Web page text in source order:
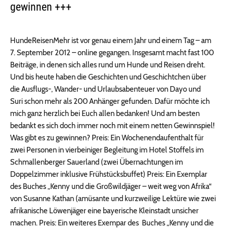
gewinnen +++
HundeReisenMehr ist vor genau einem Jahr und einem Tag – am
7. September 2012 – online gegangen. Insgesamt macht fast 100
Beiträge, in denen sich alles rund um Hunde und Reisen dreht.
Und bis heute haben die Geschichten und Geschichtchen über
die Ausflugs-, Wander- und Urlaubsabenteuer von Dayo und
Suri schon mehr als 200 Anhänger gefunden. Dafür möchte ich
mich ganz herzlich bei Euch allen bedanken! Und am besten
bedankt es sich doch immer noch mit einem netten Gewinnspiel!
Was gibt es zu gewinnen? Preis: Ein Wochenendaufenthalt für
zwei Personen in vierbeiniger Begleitung im Hotel Stoffels im
Schmallenberger Sauerland (zwei Übernachtungen im
Doppelzimmer inklusive Frühstücksbuffet) Preis: Ein Exemplar
des Buches „Kenny und die Großwildjäger – weit weg von Afrika“
von Susanne Kathan (amüsante und kurzweilige Lektüre wie zwei
afrikanische Löwenjäger eine bayerische Kleinstadt unsicher
machen. Preis: Ein weiteres Exempar des Buches „Kenny und die